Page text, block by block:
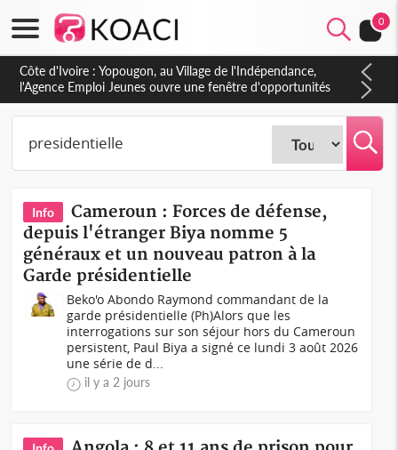
0
Côte d'Ivoire : CHU de Treichville, après la fronde, les agents
contractuels obtiennent un accord avec la direction sur les
arriérés du SMIG 2023
Info
Cameroun : Forces de défense,
depuis l'étranger Biya nomme 5
généraux et un nouveau patron à la
Garde présidentielle
Beko'o Abondo Raymond commandant de la
garde présidentielle (Ph)Alors que les
interrogations sur son séjour hors du Cameroun
persistent, Paul Biya a signé ce lundi 3 août 2026
une série de d...
il y a 2 jours